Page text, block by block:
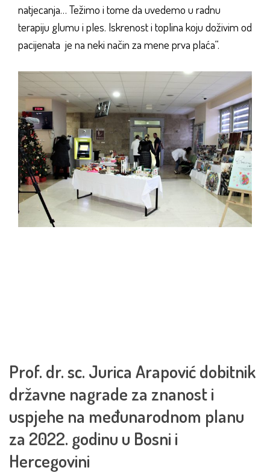
natjecanja… Težimo i tome da uvedemo u radnu
terapiju glumu i ples. Iskrenost i toplina koju doživim od
pacijenata je na neki način za mene prva plaća“.
Prof. dr. sc. Jurica Arapović dobitnik
državne nagrade za znanost i
uspjehe na međunarodnom planu
za 2022. godinu u Bosni i
Hercegovini